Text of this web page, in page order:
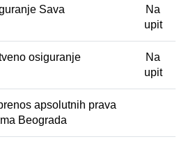
Sava
Na
upit
osiguranje
Na
upit
apsolutnih prava
Beograda